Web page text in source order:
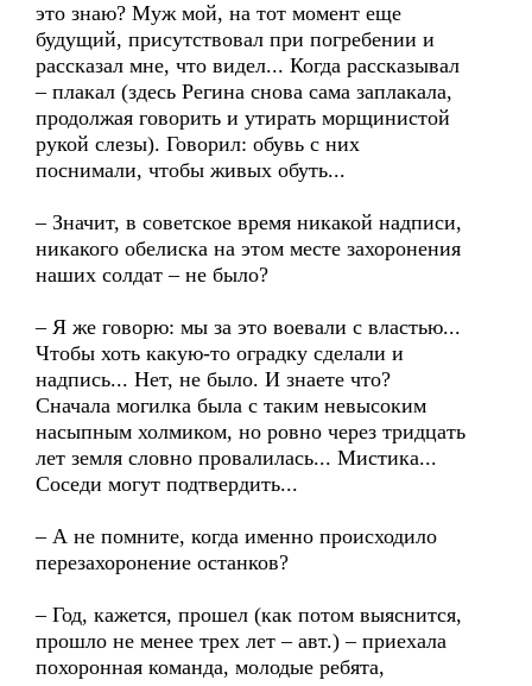
это знаю? Муж мой, на тот момент еще
будущий, присутствовал при погребении и
рассказал мне, что видел... Когда рассказывал
– плакал (здесь Регина снова сама заплакала,
продолжая говорить и утирать морщинистой
рукой слезы). Говорил: обувь с них
поснимали, чтобы живых обуть...
– Значит, в советское время никакой надписи,
никакого обелиска на этом месте захоронения
наших солдат – не было?
– Я же говорю: мы за это воевали с властью...
Чтобы хоть какую-то оградку сделали и
надпись... Нет, не было. И знаете что?
Сначала могилка была с таким невысоким
насыпным холмиком, но ровно через тридцать
лет земля словно провалилась... Мистика...
Соседи могут подтвердить...
– А не помните, когда именно происходило
перезахоронение останков?
– Год, кажется, прошел (как потом выяснится,
прошло не менее трех лет – авт.) – приехала
похоронная команда, молодые ребята,